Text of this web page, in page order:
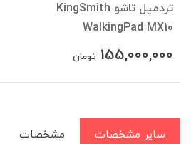
تردمیل تاشو KingSmith
WalkingPad MX10
155,000,000 تومان
سایر مشخصات مشخصات